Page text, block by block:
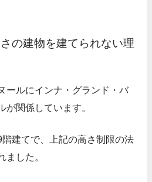
の建物を建てられない理
ールにインナ・グランド・バ
が関係しています。
建てで、上記の高さ制限の法
ました。